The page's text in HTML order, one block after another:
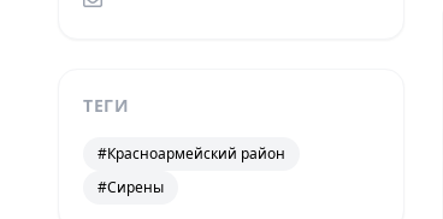
ТЕГИ
#Красноармейский район
#Сирены